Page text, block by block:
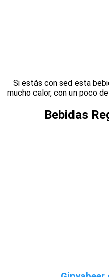
Si estás con sed esta
mucho calor, con un poco
Bebidas